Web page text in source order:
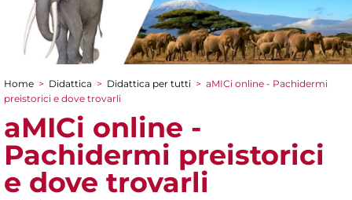
Tu sei qui
Home > Didattica > Didattica per tutti > aMICi online - Pachidermi
preistorici e dove trovarli
aMICi online -
Pachidermi preistorici
e dove trovarli